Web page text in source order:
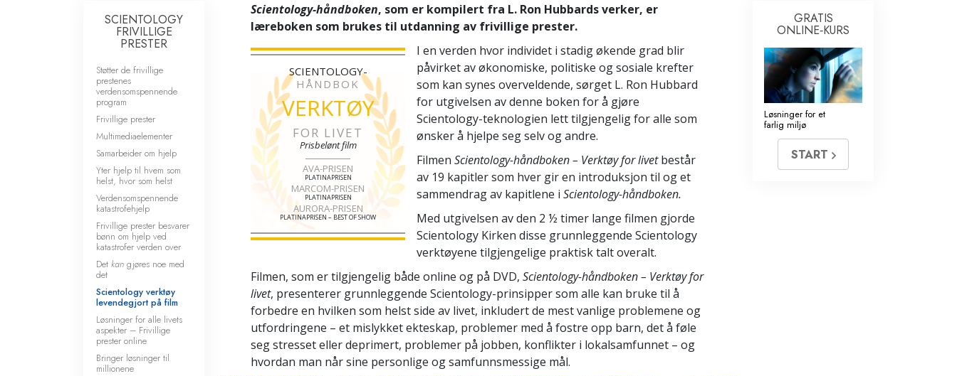
Scientology-håndboken, som er kompilert fra L. Ron Hubbards verker, er
læreboken som brukes til utdanning av frivillige prester.
SCIENTOLOGY-
HÅNDBOK
VERKTØY
FOR LIVET
Prisbelønt film
AVA-PRISEN
PLATINAPRISEN
MARCOM-PRISEN
PLATINAPRISEN
AURORA-PRISEN
PLATINAPRISEN – BEST OF SHOW
I en verden hvor individet i stadig økende grad blir
påvirket av økonomiske, politiske og sosiale krefter
som kan synes overveldende, sørget L. Ron Hubbard
for utgivelsen av denne boken for å gjøre
Scientology-teknologien lett tilgjengelig for alle som
ønsker å hjelpe seg selv og andre.
Filmen Scientology-håndboken – Verktøy for livetbestår
av 19 kapitler som hver gir en introduksjon til og et
sammendrag av kapitlene i Scientology-håndboken.
Med utgivelsen av den 2 ½ timer lange filmen gjorde
Scientology Kirken disse grunnleggende Scientology
verktøyene tilgjengelige praktisk talt overalt.
Filmen, som er tilgjengelig både online og på DVD, Scientology-håndboken – Verktøy for
livet, presenterer grunnleggende Scientology-prinsipper som alle kan bruke til å
forbedre en hvilken som helst side av livet, inkludert de mest vanlige problemene og
utfordringene – et mislykket ekteskap, problemer med å fostre opp barn, det å føle
seg stresset eller deprimert, problemer på jobben, konflikter i lokalsamfunnet – og
hvordan man når sine personlige og samfunnsmessige mål.
SCIENTOLOGY
FRIVILLIGE
PRESTER
Støtter de frivillige
prestenes
verdensomspennende
program
Frivillige prester
Multimediaelementer
Samarbeider om hjelp
Yter hjelp til hvem som
helst, hvor som helst
Verdensomspennende
katastrofehjelp
Frivillige prester besvarer
bønn om hjelp ved
katastrofer verden over
Det kan gjøres noe med
det
Scientology verktøy
levendegjort på film
Løsninger for alle livets
aspekter – Frivillige
prester online
Bringer løsninger til
millionene
GRATIS
ONLINE‑KURS
Løsninger for et
farlig miljø
START